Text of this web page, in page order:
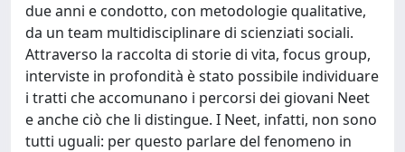
due anni e condotto, con metodologie qualitative,
da un team multidisciplinare di scienziati sociali.
Attraverso la raccolta di storie di vita, focus group,
interviste in profondità è stato possibile individuare
i tratti che accomunano i percorsi dei giovani Neet
e anche ciò che li distingue. I Neet, infatti, non sono
tutti uguali: per questo parlare del fenomeno in